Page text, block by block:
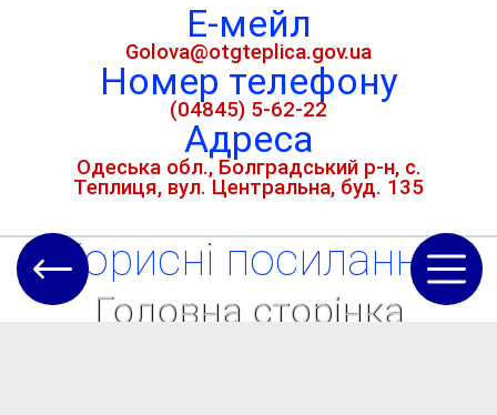
Е-мейл
Golova@otgteplica.gov.ua
Номер телефону
(04845) 5-62-22
Адреса
Одеська обл., Болградський р-н, с.
Теплиця, вул. Центральна, буд. 135
Кориснi посилання
Головна сторінка